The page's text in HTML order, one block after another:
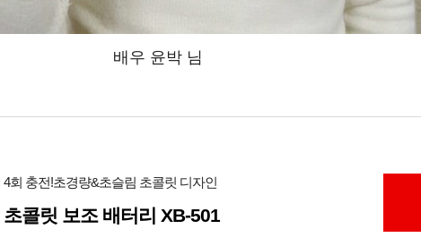
배우 윤박 님
회 충전!초경량&초슬림 초콜릿 디자인
콜릿 보조 배터리 XB-501